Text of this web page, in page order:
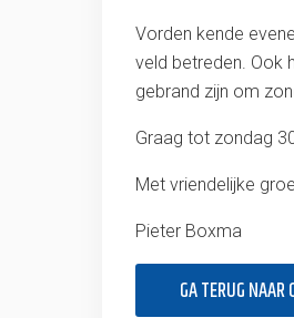
Vorden kende
veld betreden. Ook
gebrand zijn om
Graag tot zondag
Met vriendelijke
Pieter Boxma
GA TERUG NAAR